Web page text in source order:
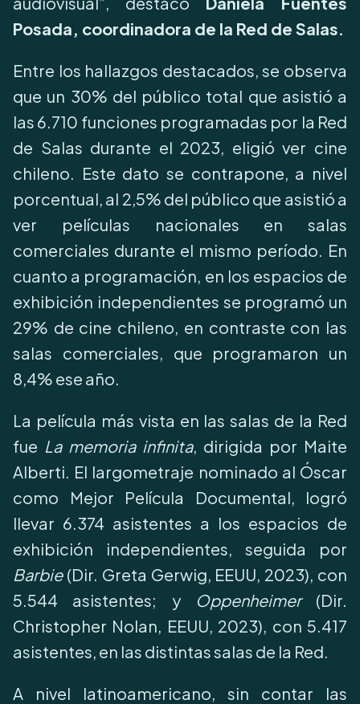
Posada, coordinadora de la Red de Salas.
Entre los hallazgos destacados, se observa
que un 30% del público total que asistió a
las 6.710 funciones programadas por la Red
de Salas durante el 2023, eligió ver cine
chileno. Este dato se contrapone, a nivel
porcentual, al 2,5% del público que asistió a
ver películas nacionales en salas
comerciales durante el mismo período. En
cuanto a programación, en los espacios de
exhibición independientes se programó un
29% de cine chileno, en contraste con las
salas comerciales, que programaron un
8,4% ese año.
La película más vista en las salas de la Red
fue La memoria infinita, dirigida por Maite
Alberti. El largometraje nominado al Óscar
como Mejor Película Documental, logró
llevar 6.374 asistentes a los espacios de
exhibición independientes, seguida por
Barbie(Dir. Greta Gerwig, EEUU, 2023), con
5.544 asistentes; y
Oppenheimer (Dir.
Christopher Nolan, EEUU, 2023), con 5.417
asistentes, en las distintas salas de la Red.
A nivel latinoamericano, sin contar las